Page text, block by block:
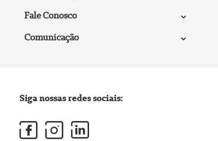
Fale Conosco
Comunicação
Siga nossas redes sociais: